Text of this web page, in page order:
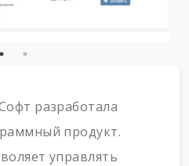
разработала
продукт.
управлять